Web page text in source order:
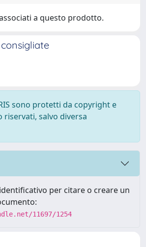
a questo prodotto.
sono protetti da copyright e
salvo diversa
per citare o creare un
11697/1254